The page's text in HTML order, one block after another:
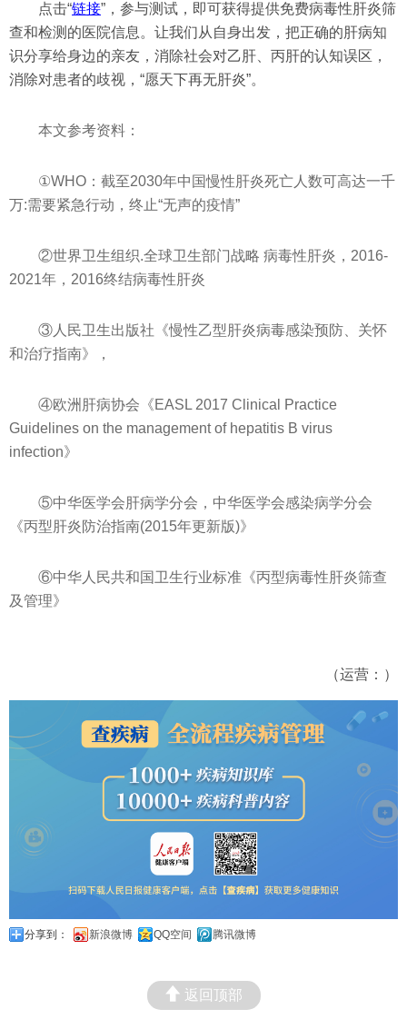
点击“链接”，参与测试，即可获得提供免费病毒性肝炎筛
查和检测的医院信息。让我们从自身出发，把正确的肝病知
识分享给身边的亲友，消除社会对乙肝、丙肝的认知误区，
消除对患者的歧视，“愿天下再无肝炎”。
本文参考资料：
①WHO：截至2030年中国慢性肝炎死亡人数可高达一千
万:需要紧急行动，终止“无声的疫情”
②世界卫生组织.全球卫生部门战略 病毒性肝炎，2016-
2021年，2016终结病毒性肝炎
③人民卫生出版社《慢性乙型肝炎病毒感染预防、关怀
和治疗指南》，
④欧洲肝病协会《EASL 2017 Clinical Practice
Guidelines on the management of hepatitis B virus
infection》
⑤中华医学会肝病学分会，中华医学会感染病学分会
《丙型肝炎防治指南(2015年更新版)》
⑥中华人民共和国卫生行业标准《丙型病毒性肝炎筛查
及管理》
（运营：）
分享到： 新浪微博 QQ空间 腾讯微博
返回顶部